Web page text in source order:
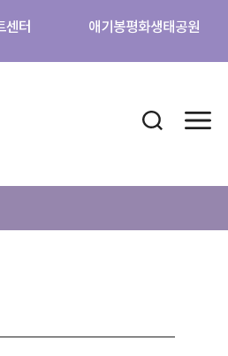
센터 애기봉평화생태공원
검색 열기